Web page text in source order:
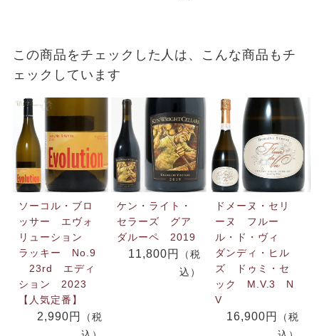
この商品をチェックした人は、こんな商品もチ
ェックしています
ソーコル・ブロ
ッサー エヴォ
リューション
ラッキー No.9
23rd エディ
ション 2023
【人気定番】
2,990円
（税
ケン・ライト・
セラーズ グア
ダルーペ 2019
11,800円
（税
込）
ドメーヌ・セリ
ーヌ フルー
ル・ド・ヴィ
ダンディ・ヒル
ズ ドゥミ・セ
ック M.V.3 N
V
16,900円
（税